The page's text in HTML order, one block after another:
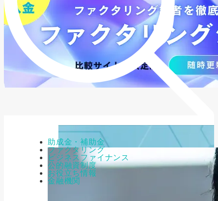
助成金・補助金
ファクタリング
ビジネスファイナンス
公的融資制度
お役立ち情報
金融機関